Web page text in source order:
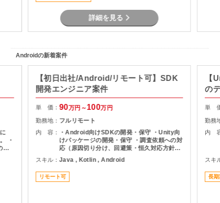
詳細を見る
Androidの新着案件
・
設
【初日出社/Android/リモート可】SDK
開発エンジニア案件
単 価：90万円～100万円
勤務地： フルリモート
内 容：
・Android向けSDKの開発・保守 ・Unity向
けパッケージの開発・保守 ・調査依頼への対
応（原因切り分け、回避策・恒久対応方針の
説明）
スキル：Java , Kotlin , Android
リモート可
【
の
単
勤務
内
スキ
長期